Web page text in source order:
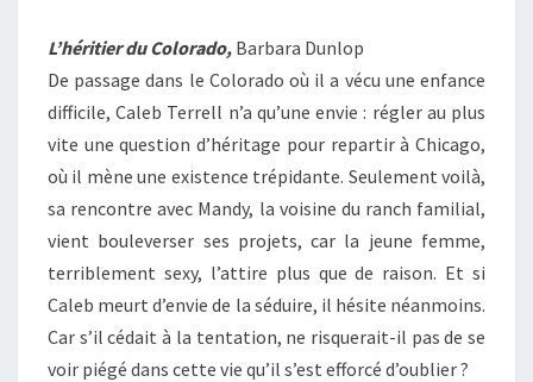
L’héritier du Colorado, Barbara Dunlop
De passage dans le Colorado où il a vécu une enfance
difficile, Caleb Terrell n’a qu’une envie : régler au plus
vite une question d’héritage pour repartir à Chicago,
où il mène une existence trépidante. Seulement voilà,
sa rencontre avec Mandy, la voisine du ranch familial,
vient bouleverser ses projets, car la jeune femme,
terriblement sexy, l’attire plus que de raison. Et si
Caleb meurt d’envie de la séduire, il hésite néanmoins.
Car s’il cédait à la tentation, ne risquerait-il pas de se
voir piégé dans cette vie qu’il s’est efforcé d’oublier ?